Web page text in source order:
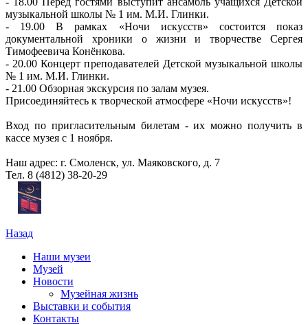
музыкальной школы № 1 им. М.И. Глинки.
- 19.00 В рамках «Ночи искусств» состоится показ
документальной хроники о жизни и творчестве Сергея
Тимофеевича Конёнкова.
- 20.00 Концерт преподавателей Детской музыкальной школы
№ 1 им. М.И. Глинки.
- 21.00 Обзорная экскурсия по залам музея.
Присоединяйтесь к творческой атмосфере «Ночи искусств»!
Вход по пригласительным билетам - их можно получить в
кассе музея с 1 ноября.
Наш адрес: г. Смоленск, ул. Маяковского, д. 7
Тел. 8 (4812) 38-20-29
Назад
Наши музеи
Музей
Новости
Музейная жизнь
Выставки и события
Контакты